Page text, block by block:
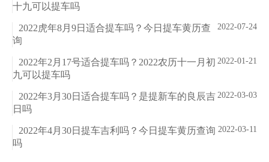
十九可以提车吗
2022-07-24
2022虎年8月9日适合提车吗？今日提车黄历查
询
2022-01-21
2022年2月17号适合提车吗？2022农历十一月初
九可以提车吗
2022-03-03
2022年3月30日适合提车吗？是提新车的良辰吉
日吗
2022-03-11
2022年4月30日提车吉利吗？今日提车黄历查询
吗